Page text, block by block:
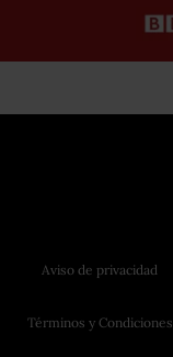
Aviso de privacidad
Términos y Condiciones